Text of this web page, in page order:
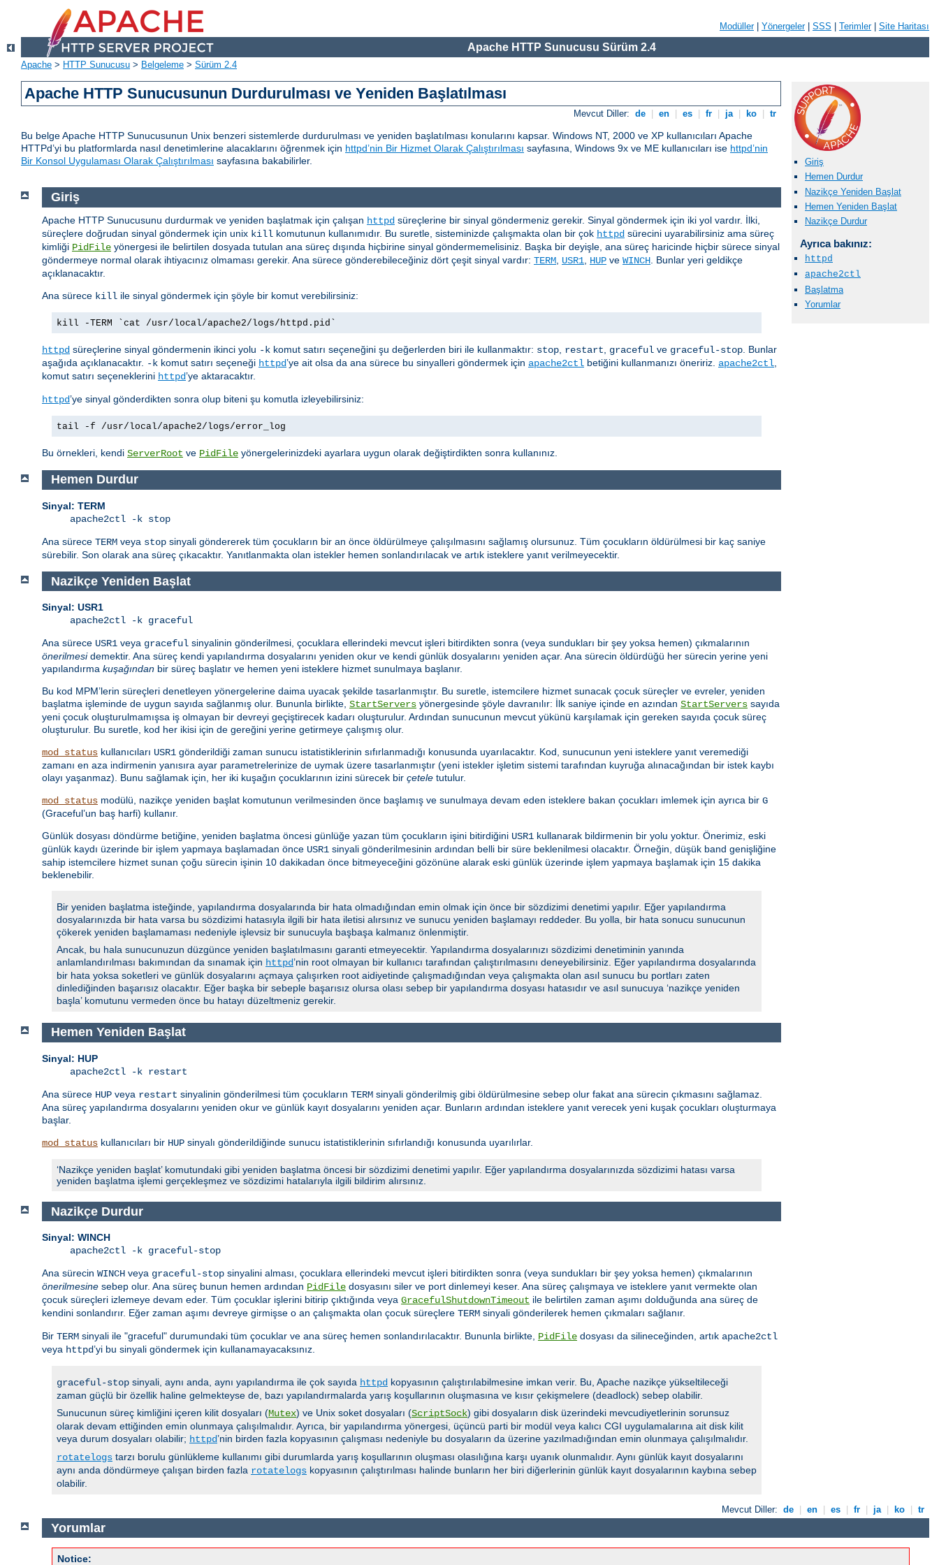
Modüller| Yönergeler| SSS Terimler| Site Haritası
Apache HTTP Sunucusu Sürüm 2.4
Apache > HTTP Sunucusu > Belgeleme > Sürüm 2.4
Apache HTTP Sunucusunun Durdurulması ve Yeniden Başlatılması
Mevcut Diller: de en es fr ja ko tr
Bu belge Apache HTTP Sunucusunun Unix benzeri sistemlerde durdurulması ve yeniden başlatılması konularını kapsar. Windows NT, 2000 ve XP kullanıcıları Apache
HTTPd’yi bu platformlarda nasıl denetimlerine alacaklarını öğrenmek için httpd’nin Bir Hizmet Olarak Çalıştırılması sayfasına, Windows 9x ve ME kullanıcıları ise httpd’nin
Bir Konsol Uygulaması Olarak Çalıştırılması sayfasına bakabilirler.
Giriş
Hemen Durdur
Nazikçe Yeniden Başlat
Hemen Yeniden Başlat
Nazikçe Durdur
Ayrıca bakınız:
httpd
apache2ctl
Başlatma
Yorumlar
Giriş
Apache HTTP Sunucusunu durdurmak ve yeniden başlatmak için çalışan httpd süreçlerine bir sinyal göndermeniz gerekir. Sinyal göndermek için iki yol vardır. İlki,
süreçlere doğrudan sinyal göndermek için unix kill komutunun kullanımıdır. Bu suretle, sisteminizde çalışmakta olan bir çok httpd sürecini uyarabilirsiniz ama süreç
kimliği PidFile yönergesi ile belirtilen dosyada tutulan ana süreç dışında hiçbirine sinyal göndermemelisiniz. Başka bir deyişle, ana süreç haricinde hiçbir sürece sinyal
göndermeye normal olarak ihtiyacınız olmaması gerekir. Ana sürece gönderebileceğiniz dört çeşit sinyal vardır: TERM USR1 HUP ve WINCH . Bunlar yeri geldikçe
açıklanacaktır.
Ana sürece kill ile sinyal göndermek için şöyle bir komut verebilirsiniz:
kill -TERM `cat /usr/local/apache2/logs/httpd.pid`
httpd süreçlerine sinyal göndermenin ikinci yolu -k komut satırı seçeneğini şu değerlerden biri ile kullanmaktır: stop restart graceful ve graceful-stop . Bunlar
aşağıda açıklanacaktır. -k komut satırı seçeneği httpd’ye ait olsa da ana sürece bu sinyalleri göndermek için apache2ctl betiğini kullanmanızı öneririz. apache2ctl
komut satırı seçeneklerini httpd’ye aktaracaktır.
httpd’ye sinyal gönderdikten sonra olup biteni şu komutla izleyebilirsiniz:
tail -f /usr/local/apache2/logs/error_log
Bu örnekleri, kendi ServerRoot ve PidFile yönergelerinizdeki ayarlara uygun olarak değiştirdikten sonra kullanınız.
Hemen Durdur
Sinyal: TERM
apache2ctl -k stop
Ana sürece TERM veya stop sinyali göndererek tüm çocukların bir an önce öldürülmeye çalışılmasını sağlamış olursunuz. Tüm çocukların öldürülmesi bir kaç saniye
sürebilir. Son olarak ana süreç çıkacaktır. Yanıtlanmakta olan istekler hemen sonlandırılacak ve artık isteklere yanıt verilmeyecektir.
Nazikçe Yeniden Başlat
Sinyal: USR1
apache2ctl -k graceful
Ana sürece USR1 veya graceful sinyalinin gönderilmesi, çocuklara ellerindeki mevcut işleri bitirdikten sonra (veya sundukları bir şey yoksa hemen) çıkmalarının
önerilmesidemektir. Ana süreç kendi yapılandırma dosyalarını yeniden okur ve kendi günlük dosyalarını yeniden açar. Ana sürecin öldürdüğü her sürecin yerine yeni
yapılandırma kuşağından bir süreç başlatır ve hemen yeni isteklere hizmet sunulmaya başlanır.
Bu kod MPM’lerin süreçleri denetleyen yönergelerine daima uyacak şekilde tasarlanmıştır. Bu suretle, istemcilere hizmet sunacak çocuk süreçler ve evreler, yeniden
başlatma işleminde de uygun sayıda sağlanmış olur. Bununla birlikte, StartServers yönergesinde şöyle davranılır: İlk saniye içinde en azından StartServers sayıda
yeni çocuk oluşturulmamışsa iş olmayan bir devreyi geçiştirecek kadarı oluşturulur. Ardından sunucunun mevcut yükünü karşılamak için gereken sayıda çocuk süreç
oluşturulur. Bu suretle, kod her ikisi için de gereğini yerine getirmeye çalışmış olur.
mod_status kullanıcıları USR1 gönderildiği zaman sunucu istatistiklerinin sıfırlanmadığı konusunda uyarılacaktır. Kod, sunucunun yeni isteklere yanıt veremediği
zamanı en aza indirmenin yanısıra ayar parametrelerinize de uymak üzere tasarlanmıştır (yeni istekler işletim sistemi tarafından kuyruğa alınacağından bir istek kaybı
olayı yaşanmaz). Bunu sağlamak için, her iki kuşağın çocuklarının izini sürecek bir çetele tutulur.
mod_status modülü, nazikçe yeniden başlat komutunun verilmesinden önce başlamış ve sunulmaya devam eden isteklere bakan çocukları imlemek için ayrıca bir G
(Graceful’un baş harfi) kullanır.
Günlük dosyası döndürme betiğine, yeniden başlatma öncesi günlüğe yazan tüm çocukların işini bitirdiğini USR1 kullanarak bildirmenin bir yolu yoktur. Önerimiz, eski
günlük kaydı üzerinde bir işlem yapmaya başlamadan önce USR1 sinyali gönderilmesinin ardından belli bir süre beklenilmesi olacaktır. Örneğin, düşük band genişliğine
sahip istemcilere hizmet sunan çoğu sürecin işinin 10 dakikadan önce bitmeyeceğini gözönüne alarak eski günlük üzerinde işlem yapmaya başlamak için 15 dakika
beklenebilir.
Bir yeniden başlatma isteğinde, yapılandırma dosyalarında bir hata olmadığından emin olmak için önce bir sözdizimi denetimi yapılır. Eğer yapılandırma
dosyalarınızda bir hata varsa bu sözdizimi hatasıyla ilgili bir hata iletisi alırsınız ve sunucu yeniden başlamayı reddeder. Bu yolla, bir hata sonucu sunucunun
çökerek yeniden başlamaması nedeniyle işlevsiz bir sunucuyla başbaşa kalmanız önlenmiştir.
Ancak, bu hala sunucunuzun düzgünce yeniden başlatılmasını garanti etmeyecektir. Yapılandırma dosyalarınızı sözdizimi denetiminin yanında
anlamlandırılması bakımından da sınamak için httpd’nin root olmayan bir kullanıcı tarafından çalıştırılmasını deneyebilirsiniz. Eğer yapılandırma dosyalarında
bir hata yoksa soketleri ve günlük dosyalarını açmaya çalışırken root aidiyetinde çalışmadığından veya çalışmakta olan asıl sunucu bu portları zaten
dinlediğinden başarısız olacaktır. Eğer başka bir sebeple başarısız olursa olası sebep bir yapılandırma dosyası hatasıdır ve asıl sunucuya ‘nazikçe yeniden
başla’ komutunu vermeden önce bu hatayı düzeltmeniz gerekir.
Hemen Yeniden Başlat
Sinyal: HUP
apache2ctl -k restart
Ana sürece HUP veya restart sinyalinin gönderilmesi tüm çocukların TERM sinyali gönderilmiş gibi öldürülmesine sebep olur fakat ana sürecin çıkmasını sağlamaz.
Ana süreç yapılandırma dosyalarını yeniden okur ve günlük kayıt dosyalarını yeniden açar. Bunların ardından isteklere yanıt verecek yeni kuşak çocukları oluşturmaya
başlar.
mod_status kullanıcıları bir HUP sinyalı gönderildiğinde sunucu istatistiklerinin sıfırlandığı konusunda uyarılırlar.
‘Nazikçe yeniden başlat’ komutundaki gibi yeniden başlatma öncesi bir sözdizimi denetimi yapılır. Eğer yapılandırma dosyalarınızda sözdizimi hatası varsa
yeniden başlatma işlemi gerçekleşmez ve sözdizimi hatalarıyla ilgili bildirim alırsınız.
Nazikçe Durdur
Sinyal: WINCH
apache2ctl -k graceful-stop
Ana sürecin WINCH veya graceful-stop sinyalini alması, çocuklara ellerindeki mevcut işleri bitirdikten sonra (veya sundukları bir şey yoksa hemen) çıkmalarının
önerilmesine sebep olur. Ana süreç bunun hemen ardından PidFile dosyasını siler ve port dinlemeyi keser. Ana süreç çalışmaya ve isteklere yanıt vermekte olan
çocuk süreçleri izlemeye devam eder. Tüm çocuklar işlerini bitirip çıktığında veya GracefulShutdownTimeout ile belirtilen zaman aşımı dolduğunda ana süreç de
kendini sonlandırır. Eğer zaman aşımı devreye girmişse o an çalışmakta olan çocuk süreçlere TERM sinyali gönderilerek hemen çıkmaları sağlanır.
Bir TERM sinyali ile "graceful" durumundaki tüm çocuklar ve ana süreç hemen sonlandırılacaktır. Bununla birlikte, PidFile dosyası da silineceğinden, artık apache2ctl
veya httpd’yi bu sinyali göndermek için kullanamayacaksınız.
graceful-stop sinyali, aynı anda, aynı yapılandırma ile çok sayıda httpd kopyasının çalıştırılabilmesine imkan verir. Bu, Apache nazikçe yükseltileceği
zaman güçlü bir özellik haline gelmekteyse de, bazı yapılandırmalarda yarış koşullarının oluşmasına ve kısır çekişmelere (deadlock) sebep olabilir.
Sunucunun süreç kimliğini içeren kilit dosyaları (Mutex) ve Unix soket dosyaları (ScriptSock) gibi dosyaların disk üzerindeki mevcudiyetlerinin sorunsuz
olarak devam ettiğinden emin olunmaya çalışılmalıdır. Ayrıca, bir yapılandırma yönergesi, üçüncü parti bir modül veya kalıcı CGI uygulamalarına ait disk kilit
veya durum dosyaları olabilir; httpd’nin birden fazla kopyasının çalışması nedeniyle bu dosyaların da üzerine yazılmadığından emin olunmaya çalışılmalıdır.
rotatelogs tarzı borulu günlükleme kullanımı gibi durumlarda yarış koşullarının oluşması olasılığına karşı uyanık olunmalıdır. Aynı günlük kayıt dosyalarını
aynı anda döndürmeye çalışan birden fazla rotatelogs kopyasının çalıştırılması halinde bunların her biri diğerlerinin günlük kayıt dosyalarının kaybına sebep
olabilir.
Mevcut Diller: de en es fr ja ko tr
Yorumlar
Notice: